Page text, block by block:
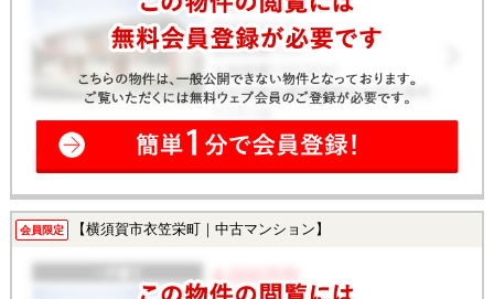
会員限定 【横須賀市衣笠栄町｜中古マンション】